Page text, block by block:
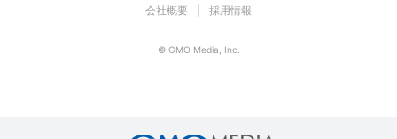
会社概要 採用情報
© GMO Media, Inc.